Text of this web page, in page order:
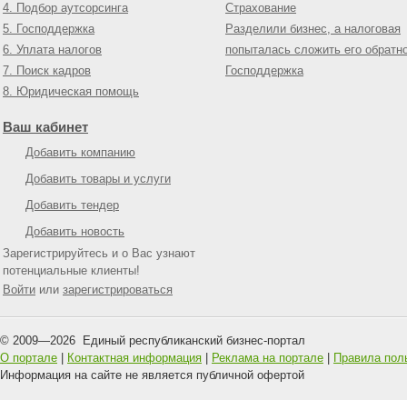
4. Подбор аутсорсинга
5. Господдержка
6. Уплата налогов
7. Поиск кадров
8. Юридическая помощь
Страхование
Разделили бизнес, а налоговая
попыталась сложить его
Господдержка
Ваш кабинет
Добавить компанию
Добавить товары и услуги
Добавить тендер
Добавить новость
Зарегистрируйтесь и о Вас узнают
потенциальные клиенты!
Войти или зарегистрироваться
© 2009—2026 Единый республиканский бизнес-портал
О портале
Контактная информация Реклама на портале
Правила
Информация на сайте не является публичной офертой